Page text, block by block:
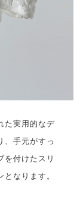
た実用的なデ
、手元がすっ
を付けたスリ
なります。